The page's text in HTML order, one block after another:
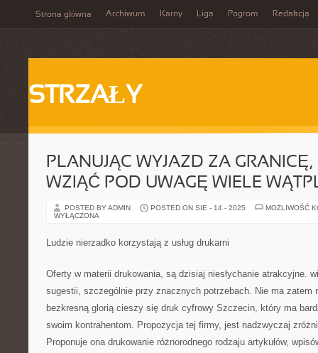
Strona główna Archiwum Karny Liga Pogrom Redakcja
STRZAŁY
PLANUJĄC WYJAZD ZA
WZIĄĆ POD UWAGĘ WIELE
POSTED BY ADMIN POSTED ON SIE - 14 - 2025
MOŻLIWOŚĆ
WYŁĄCZONA
Ludzie nierzadko korzystają z usług drukarni
Oferty w materii drukowania, są dzisiaj niesłychanie atrakcyjne.
sugestii, szczególnie przy znacznych potrzebach. Nie ma zatem
bezkresną glorią cieszy się druk cyfrowy Szczecin, który ma
swoim kontrahentom. Propozycja tej firmy, jest nadzwyczaj
Proponuje ona drukowanie różnorodnego rodzaju artykułów,